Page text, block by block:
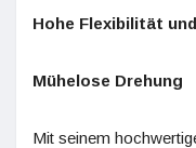
Hohe Flexibilität
Mühelose Drehung
Mit seinem